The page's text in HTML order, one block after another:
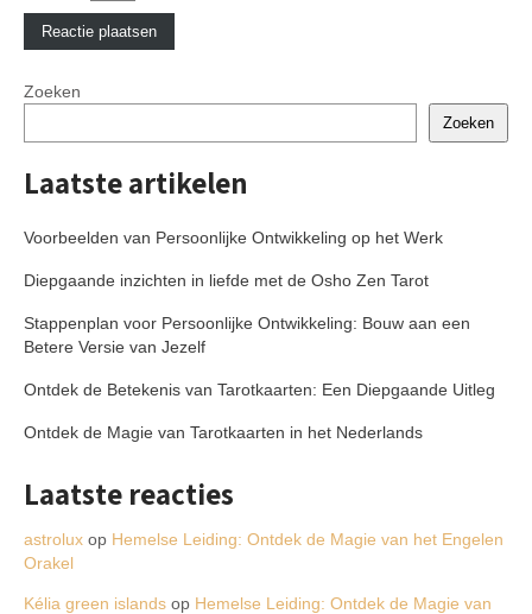
Zoeken
Zoeken
Laatste artikelen
Voorbeelden van Persoonlijke Ontwikkeling op het Werk
Diepgaande inzichten in liefde met de Osho Zen Tarot
Stappenplan voor Persoonlijke Ontwikkeling: Bouw aan een
Betere Versie van Jezelf
Ontdek de Betekenis van Tarotkaarten: Een Diepgaande Uitleg
Ontdek de Magie van Tarotkaarten in het Nederlands
Laatste reacties
astrolux op Hemelse Leiding: Ontdek de Magie van het Engelen
Orakel
Kélia green islands op Hemelse Leiding: Ontdek de Magie van